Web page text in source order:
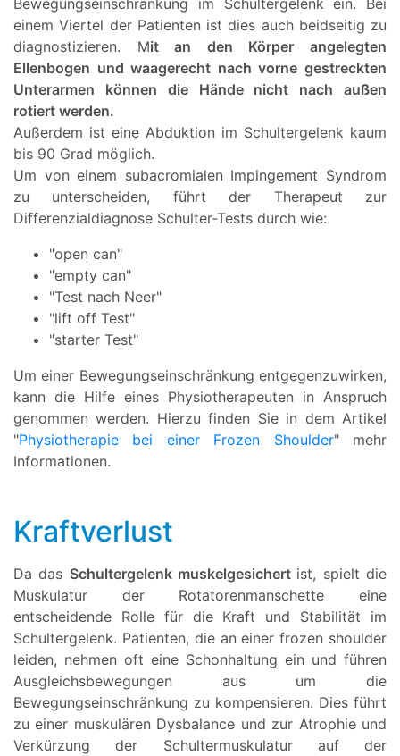
Bewegungseinschränkung im Schultergelenk ein. Bei
einem Viertel der Patienten ist dies auch beidseitig zu
diagnostizieren. Mit an den Körper angelegten
Ellenbogen und waagerecht nach vorne gestreckten
Unterarmen können die Hände nicht nach außen
rotiert werden.
Außerdem ist eine Abduktion im Schultergelenk kaum
bis 90 Grad möglich.
Um von einem subacromialen Impingement Syndrom
zu unterscheiden, führt der Therapeut zur
Differenzialdiagnose Schulter-Tests durch wie:
"open can"
"empty can"
"Test nach Neer"
"lift off Test"
"starter Test"
Um einer Bewegungseinschränkung entgegenzuwirken,
kann die Hilfe eines Physiotherapeuten in Anspruch
genommen werden. Hierzu finden Sie in dem Artikel
"Physiotherapie bei einer Frozen Shoulder" mehr
Informationen.
Kraftverlust
Da das Schultergelenk muskelgesichert ist, spielt die
Muskulatur der Rotatorenmanschette eine
entscheidende Rolle für die Kraft und Stabilität im
Schultergelenk. Patienten, die an einer frozen shoulder
leiden, nehmen oft eine Schonhaltung ein und führen
Ausgleichsbewegungen aus um die
Bewegungseinschränkung zu kompensieren. Dies führt
zu einer muskulären Dysbalance und zur Atrophie und
Verkürzung der Schultermuskulatur auf der